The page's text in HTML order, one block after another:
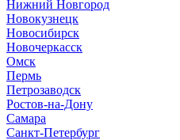
Нижний Новгород
Новокузнецк
Новосибирск
Новочеркасск
Омск
Пермь
Петрозаводск
Ростов-на-Дону
Самара
Санкт-Петербург